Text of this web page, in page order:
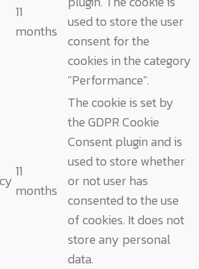
11
months
used to store the user
consent for the
cookies in the category
"Performance".
11
months
The cookie is set by
the GDPR Cookie
Consent plugin and is
used to store whether
or not user has
consented to the use
of cookies. It does not
store any personal
data.